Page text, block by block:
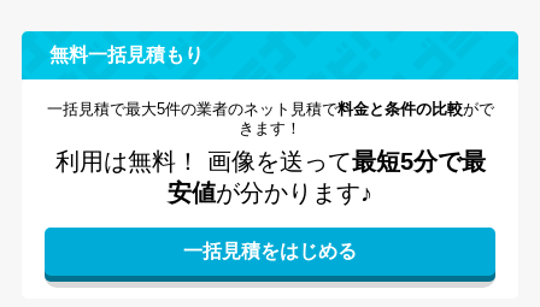
無料一括見積もり
一括見積で最大5件の業者のネット見積で料金と条件の比較がで
きます！
利用は無料！ 画像を送って最短5分で最
安値が分かります♪